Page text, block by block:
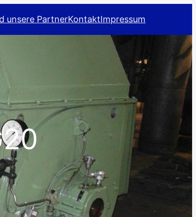
unsere PartnerKontaktImpressum